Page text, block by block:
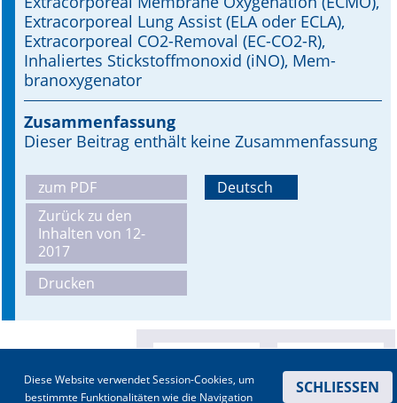
Online First
A&I English
Mediadaten
Autoren-Service
Bestell-Service
Stellenmarkt
Kongresskalender
Extracorporeal Lung Assist (ELA oder ECLA),
Extracorporeal CO2-Removal (EC-CO2-R),
Inhaliertes Stickstoffmonoxid (iNO), Mem­
branoxygenator
Zusammenfassung
Dieser Beitrag enthält keine Zusammenfassung
zum PDF
Zurück zu den
Inhalten von 12-
2017
Drucken
Deutsch
Diese Website verwendet Session-Cookies, um
bestimmte Funktionalitäten wie die Navigation
SCHLIESSEN